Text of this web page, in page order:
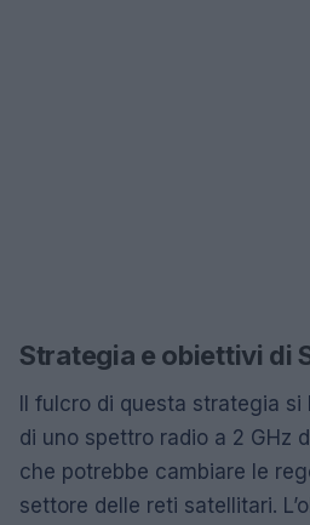
Strategia e obiettivi di
Il fulcro di questa strategia si
di uno spettro radio a 2 GHz
che potrebbe cambiare le
settore delle reti satellitari.